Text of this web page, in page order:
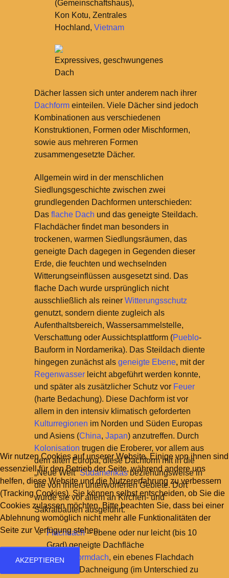
(Gemeinschaftshaus),
Kon Kotu, Zentrales
Hochland, Vietnam
Expressives, geschwungenes
Dach
Dächer lassen sich unter anderem nach ihrer
Dachformeinteilen. Viele Dächer sind jedoch
Kombinationen aus verschiedenen
Konstruktionen, Formen oder Mischformen,
sowie aus mehreren Formen
zusammengesetzte Dächer.
Allgemein wird in der menschlichen
Siedlungsgeschichte zwischen zwei
grundlegenden Dachformen unterschieden:
Das flache Dach und das geneigte Steildach.
Flachdächer findet man besonders in
trockenen, warmen Siedlungsräumen, das
geneigte Dach dagegen in Gegenden dieser
Erde, die feuchten und wechselnden
Witterungseinflüssen ausgesetzt sind. Das
flache Dach wurde ursprünglich nicht
ausschließlich als reiner Witterungsschutz
genutzt, sondern diente zugleich als
Aufenthaltsbereich, Wassersammelstelle,
Verschattung oder Aussichtsplattform (Pueblo-
Bauform in Nordamerika). Das Steildach diente
hingegen zunächst als geneigte Ebene, mit der
Regenwasserleicht abgeführt werden konnte,
und später als zusätzlicher Schutz vor Feuer
(harte Bedachung). Diese Dachform ist vor
allem in den intensiv klimatisch geforderten
Kulturregionen im Norden und Süden Europas
und Asiens (China, Japan) anzutreffen. Durch
Kolonisation trugen die Eroberer, vor allem aus
dem alten Europa, diese Dachform mit in die
„Neue Welt“Südamerikasbeziehungsweise in
die von ihnen unterworfenen Gebiete. Dort
wurde sie vor allem an Kirchen- und
Sakralbauten ausgeführt.
Flachdach– ebene oder nur leicht (bis 10
Grad) geneigte Dachfläche
Plattformdach, ein ebenes Flachdach
ohne Dachneigung (im Unterschied zu
Wir nutzen Cookies auf unserer Website. Einige von ihnen sind
essenziell für den Betrieb der Seite, während andere uns
helfen, diese Website und die Nutzererfahrung zu verbessern
(Tracking Cookies). Sie können selbst entscheiden, ob Sie die
Cookies zulassen möchten. Bitte beachten Sie, dass bei einer
Ablehnung womöglich nicht mehr alle Funktionalitäten der
Seite zur Verfügung stehen.
AKZEPTIEREN